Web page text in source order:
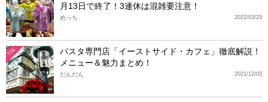
月13日で終了！3連休は混雑要注意！
2022/03/23
めっち
TDL
パスタ専門店「イーストサイド・カフェ」徹底解説！
メニュー＆魅力まとめ！
2021/12/03
だんだん